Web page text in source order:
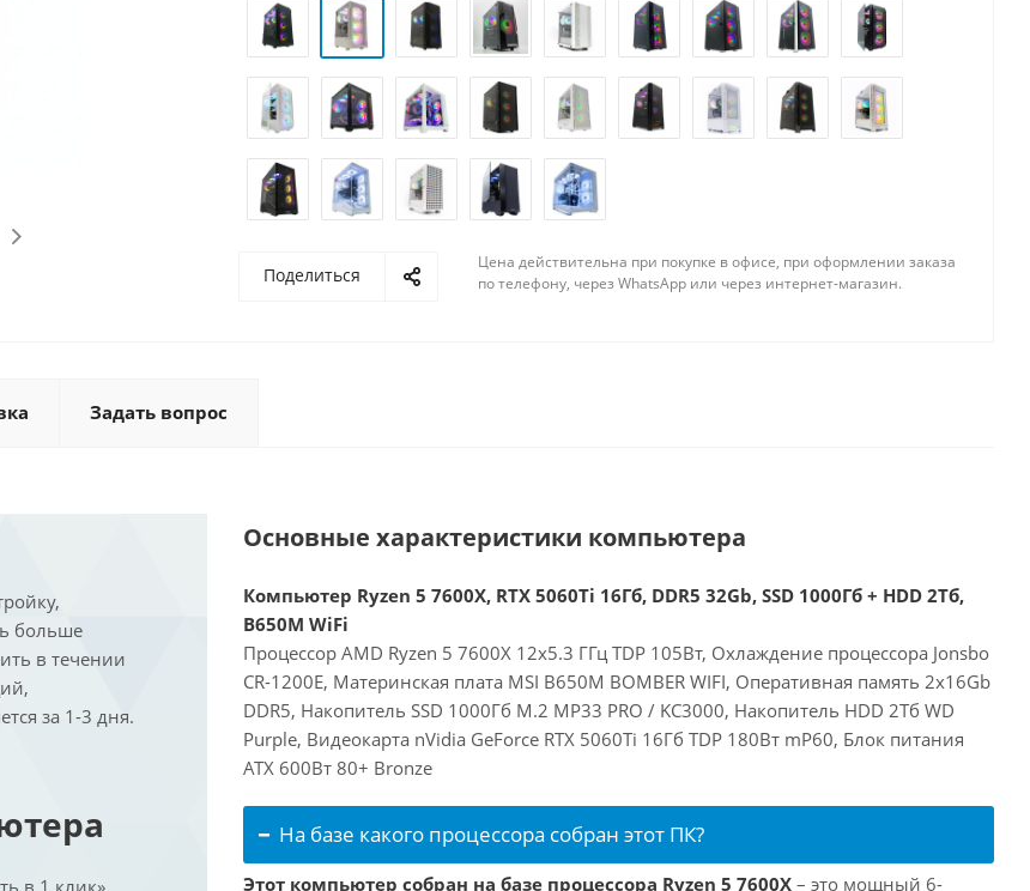
Поделиться
Цена действительна при покупке в офисе, при оформлении заказа
по телефону, через WhatsApp или через интернет-магазин.
Задать вопрос
больше
в течении
за 1-3 дня.
в 1 клик».
Основные характеристики компьютера
Компьютер Ryzen 5 7600X, RTX 5060Ti 16Гб, DDR5 32Gb, SSD 1000Гб + HDD 2Тб,
B650M WiFi
Процессор AMD Ryzen 5 7600X 12x5.3 ГГц TDP 105Вт, Охлаждение процессора Jonsbo
CR-1200E, Материнская плата MSI B650M BOMBER WIFI, Оперативная память 2x16Gb
DDR5, Накопитель SSD 1000Гб M.2 MP33 PRO / KC3000, Накопитель HDD 2Тб WD
Purple, Видеокарта nVidia GeForce RTX 5060Ti 16Гб TDP 180Вт mP60, Блок питания
ATX 600Вт 80+ Bronze
На базе какого процессора собран этот ПК?
Этот компьютер собран на базе процессора Ryzen 5 7600X – это мощный 6-